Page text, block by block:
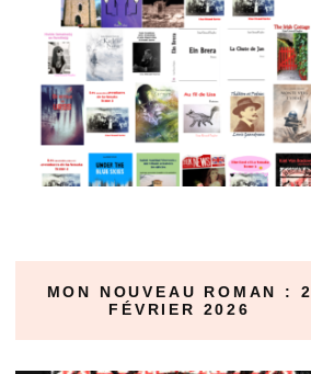
MON NOUVEAU ROMAN : 2
FÉVRIER 2026